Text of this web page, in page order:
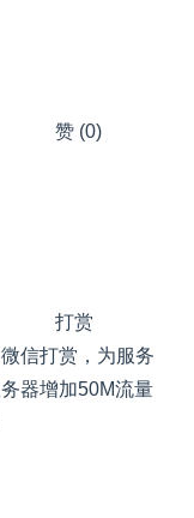
赞 (0)
打赏
微信打赏，为服务